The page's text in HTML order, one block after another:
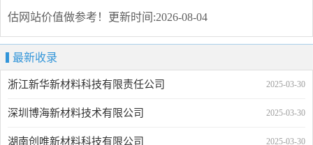
估网站价值做参考！ 更新时间:2026-08-04
最新收录
2025-03-30
浙江新华新材料科技有限责任公司
2025-03-30
深圳博海新材料技术有限公司
2025-03-30
湖南创唯新材料科技有限公司